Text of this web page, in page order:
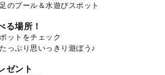
のプール＆水遊びスポット
る場所！
ットをチェック
っぷり思いっきり遊ぼう♪
ゼント